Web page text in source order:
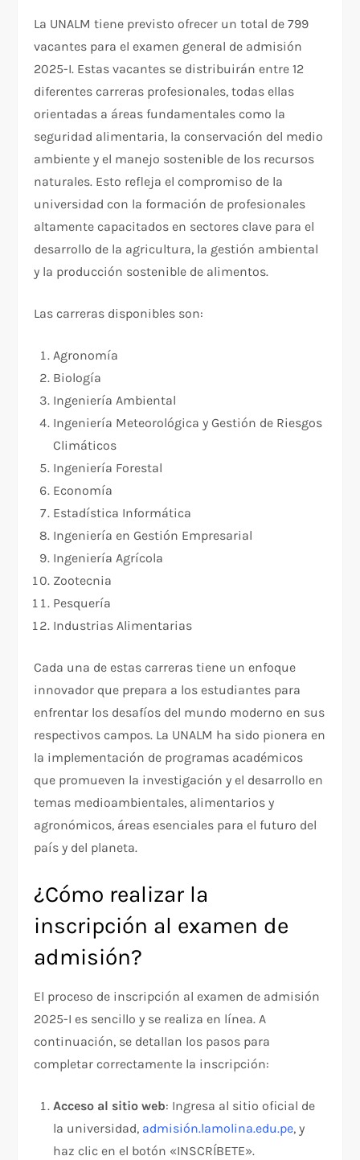
La UNALM tiene previsto ofrecer un total de 799
vacantes para el examen general de admisión
2025-I. Estas vacantes se distribuirán entre 12
diferentes carreras profesionales, todas ellas
orientadas a áreas fundamentales como la
seguridad alimentaria, la conservación del medio
ambiente y el manejo sostenible de los recursos
naturales. Esto refleja el compromiso de la
universidad con la formación de profesionales
altamente capacitados en sectores clave para el
desarrollo de la agricultura, la gestión ambiental
y la producción sostenible de alimentos.
Las carreras disponibles son:
Agronomía
Biología
Ingeniería Ambiental
Ingeniería Meteorológica y Gestión de Riesgos
Climáticos
Ingeniería Forestal
Economía
Estadística Informática
Ingeniería en Gestión Empresarial
Ingeniería Agrícola
Zootecnia
Pesquería
Industrias Alimentarias
Cada una de estas carreras tiene un enfoque
innovador que prepara a los estudiantes para
enfrentar los desafíos del mundo moderno en sus
respectivos campos. La UNALM ha sido pionera en
la implementación de programas académicos
que promueven la investigación y el desarrollo en
temas medioambientales, alimentarios y
agronómicos, áreas esenciales para el futuro del
país y del planeta.
¿Cómo realizar la
inscripción al examen de
admisión?
El proceso de inscripción al examen de admisión
2025-I es sencillo y se realiza en línea. A
continuación, se detallan los pasos para
completar correctamente la inscripción:
Acceso al sitio web: Ingresa al sitio oficial de
la universidad, admisión.lamolina.edu.pe, y
haz clic en el botón «INSCRÍBETE».